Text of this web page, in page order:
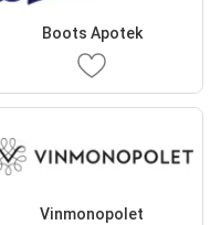
Boots Apotek
Vinmonopolet